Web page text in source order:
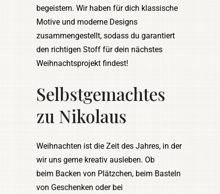
begeistern. Wir haben für dich klassische
Motive und moderne Designs
zusammengestellt, sodass du garantiert
den richtigen Stoff für dein nächstes
Weihnachtsprojekt findest!
Selbstgemachtes
zu Nikolaus
Weihnachten ist die Zeit des Jahres, in der
wir uns gerne kreativ ausleben. Ob
beim Backen von Plätzchen, beim Basteln
von Geschenken oder bei